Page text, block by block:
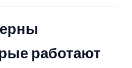
работают